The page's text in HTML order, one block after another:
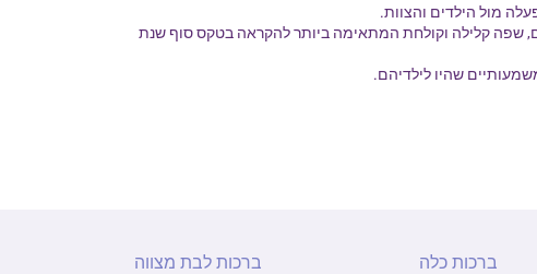
מול הילדים והצוות.
שפה קלילה וקולחת המתאימה ביותר להקראה בטקס סוף שנת
שהיו לילדיהם.
ברכות כלה ברכות לבת מצווה